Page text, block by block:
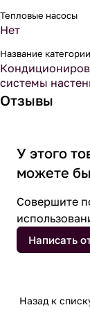
Тепловые насосы
Нет
Название категории
системы
Отзывы
У этого
можете
Совершите
Написать
Назад к